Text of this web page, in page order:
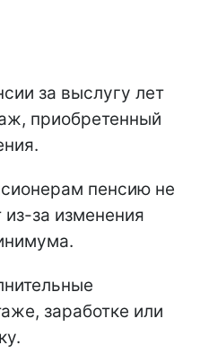
за выслугу лет
приобретенный
пенсию не
за изменения
заработке или